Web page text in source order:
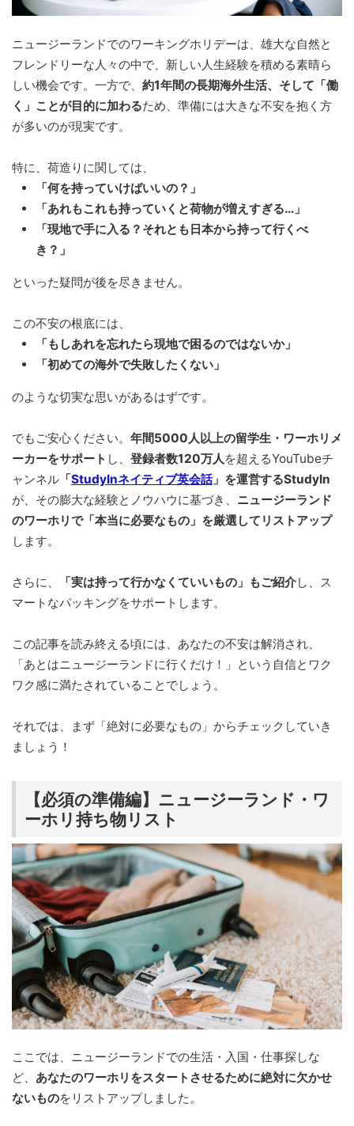
ニュージーランドでのワーキングホリデーは、雄大な自然と
フレンドリーな人々の中で、新しい人生経験を積める素晴ら
しい機会です。一方で、 約1年間の長期海外生活、そして「働
く」ことが目的に加わるため、準備には大きな不安を抱く方
が多いのが現実です。
特に、荷造りに関しては、
「何を持っていけばいいの？」
「あれもこれも持っていくと荷物が増えすぎる…」
「現地で手に入る？それとも日本から持って行くべ
き？」
といった疑問が後を尽きません。
この不安の根底には、
「もしあれを忘れたら現地で困るのではないか」
「初めての海外で失敗したくない」
のような切実な思いがあるはずです。
でもご安心ください。 年間5000人以上の留学生・ワーホリメ
ーカーをサポート し、 登録者数120万人 を超えるYouTubeチ
ャンネル 「StudyInネイティブ英会話」を運営するStudyIn
が、その膨大な経験とノウハウに基づき、 ニュージーランド
のワーホリで「本当に必要なもの」を厳選してリストアップ
します。
さらに、 「実は持って行かなくていいもの」もご紹介し、ス
マートなパッキングをサポートします。
この記事を読み終える頃には、あなたの不安は解消され、
「あとはニュージーランドに行くだけ！」という自信とワク
ワク感に満たされていることでしょう。
それでは、まず「絶対に必要なもの」からチェックしていき
ましょう！
【必須の準備編】ニュージーランド・ワ
ーホリ持ち物リスト
ここでは、ニュージーランドでの生活・入国・仕事探しな
ど、 あなたのワーホリをスタートさせるために絶対に欠かせ
ないものをリストアップしました。